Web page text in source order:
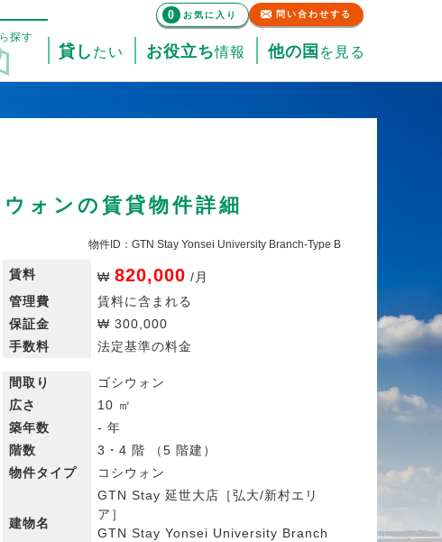
探す
貸し たい お役立ち情報 他の国 を見る
0 お気に入り 問い合わせする
ォンの賃貸物件詳細
物件ID：GTN Stay Yonsei University Branch-Type B
賃料 ₩ 820,000 / 月
管理費
賃料に含まれる
保証金
₩ 300,000
手数料
法定基準の料金
間取り
ゴシウォン
広さ
10 ㎡
築年数
- 年
階数
3・4 階 （5 階建）
物件タイプ
コシウォン
建物名
GTN Stay 延世大店［弘大/新村エリ
ア］
GTN Stay Yonsei University Branch